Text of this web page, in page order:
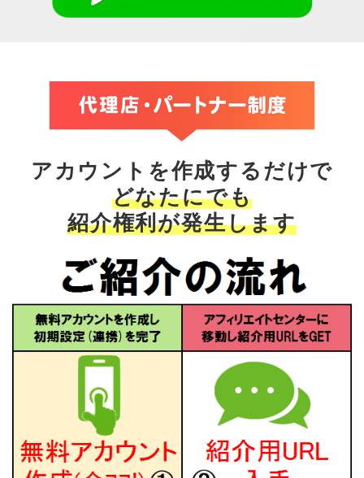
アカウントを作成するだけで
どなたにでも
紹介権利が発生します